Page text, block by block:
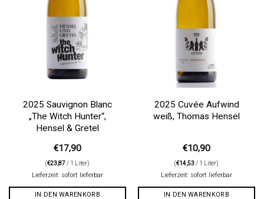
2025 Sauvignon Blanc
„The Witch Hunter“,
Hensel & Gretel
€17,90
(€23,87/ 1 Liter)
Lieferzeit: sofort lieferbar
IN DEN WARENKORB
2025 Cuvée Aufwind
weiß, Thomas Hensel
€10,90
(€14,53/ 1 Liter)
Lieferzeit: sofort lieferbar
IN DEN WARENKORB